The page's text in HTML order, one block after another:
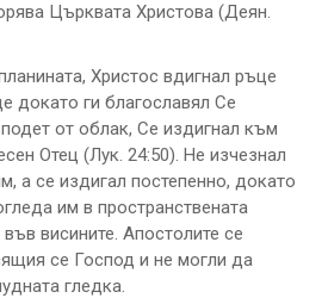
Църквата Христова (Деян.
Христос вдигнал ръце
докато ги благославял Се
от облак, Се издигнал към
Отец (Лук. 24:50). Не изчезнал
а се издигал постепенно, докато
им в пространствената
висините. Апостолите се
се Господ и не могли да
гледка.